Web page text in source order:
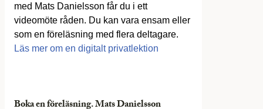
med Mats Danielsson får du i ett
videomöte råden. Du kan vara ensam eller
som en föreläsning med flera deltagare.
Läs mer om en digitalt privatlektion
Boka en föreläsning. Mats Danielsson